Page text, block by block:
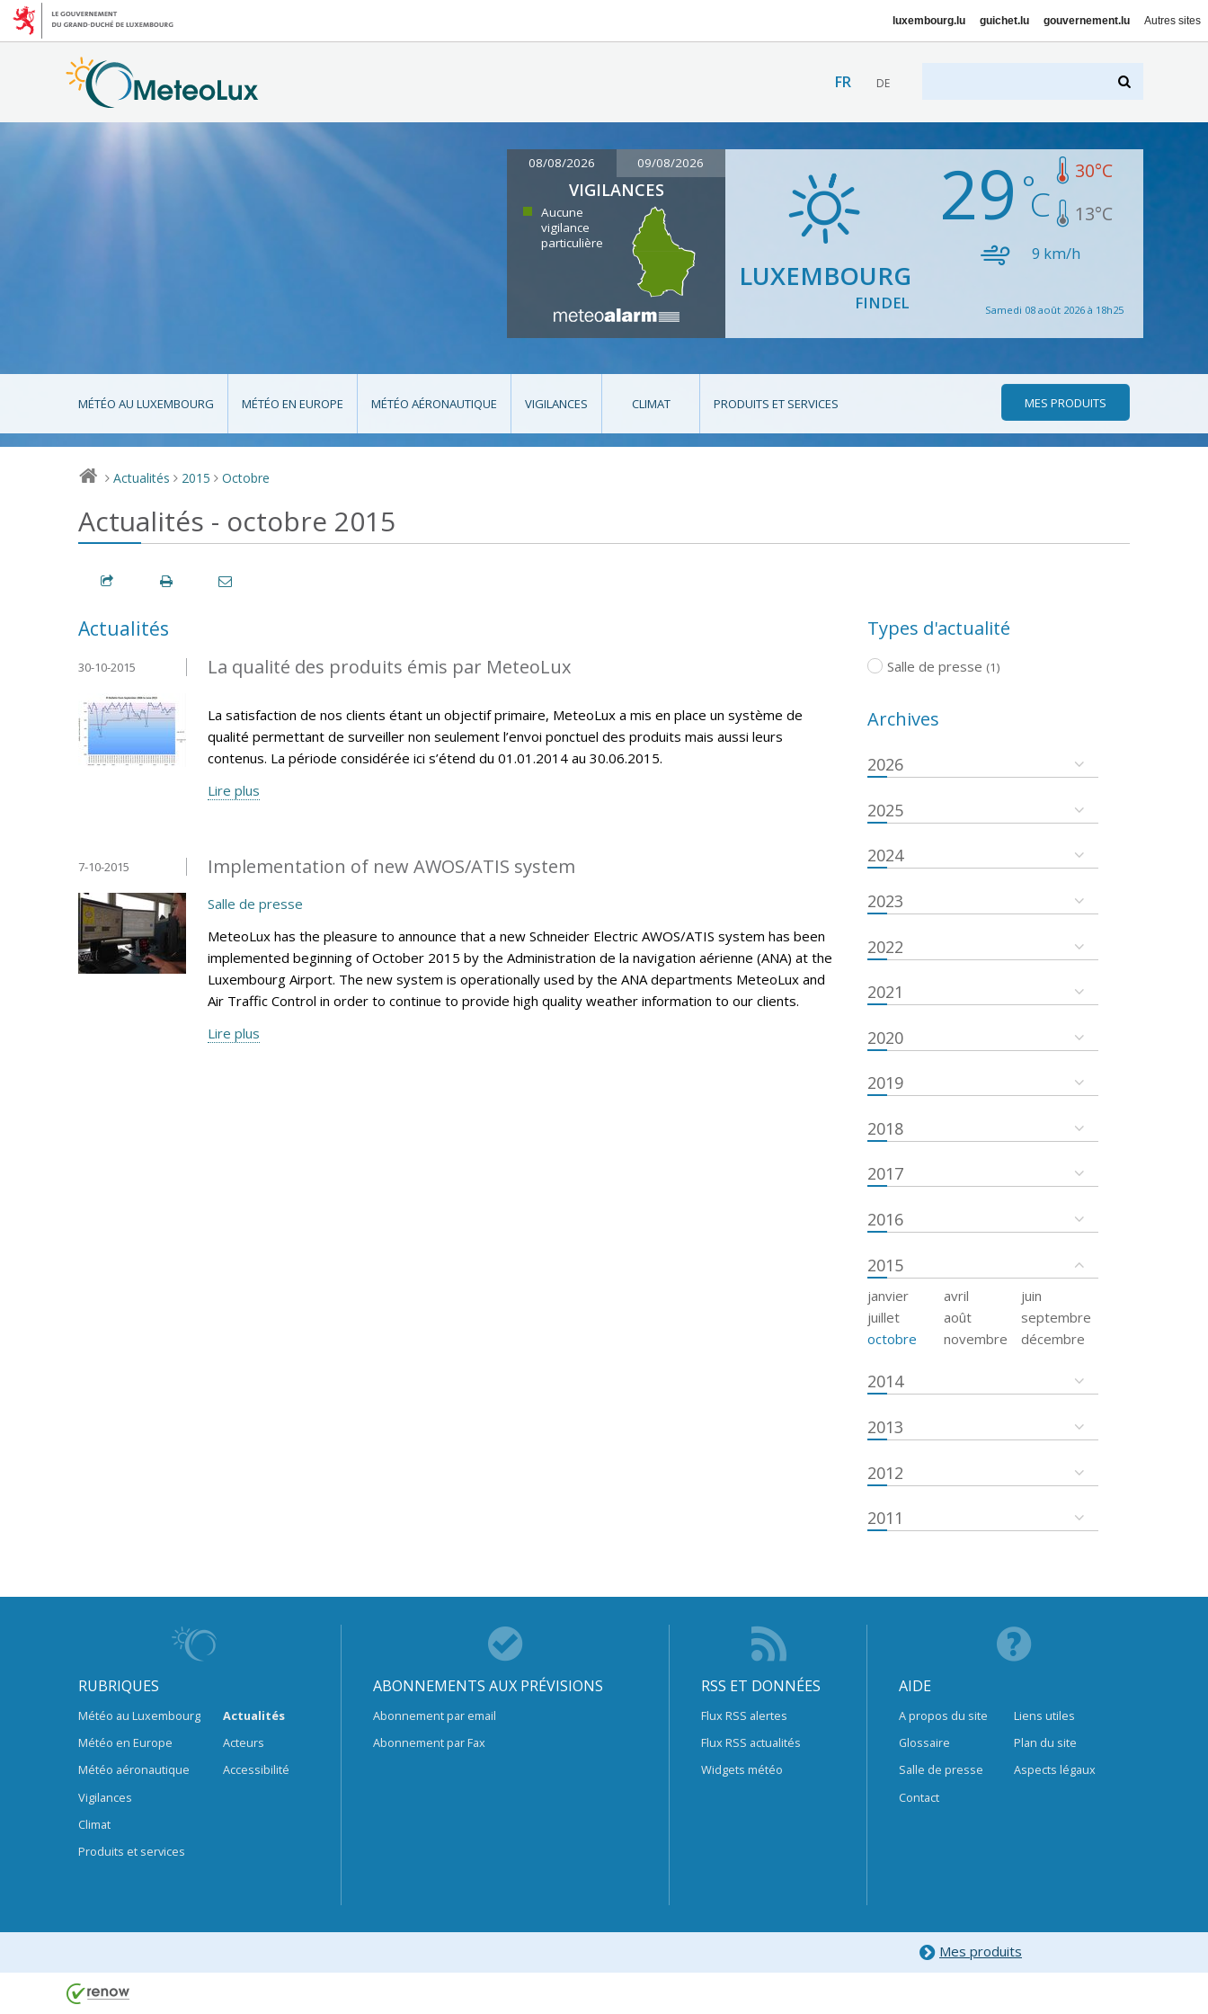
luxembourg.lu guichet.lu gouvernement.lu Autres sites
FR DE
08/08/2026 09/08/2026
VIGILANCES
Aucune
vigilance
particulière
LUXEMBOURG
FINDEL
29 30°C
13°C
9 km/h
Samedi 08 août 2026 à 18h25
MÉTÉO AU LUXEMBOURG MÉTÉO EN EUROPE MÉTÉO AÉRONAUTIQUE VIGILANCES CLIMAT PRODUITS ET SERVICES MES PRODUITS
> Actualités > 2015 > Octobre
Actualités - octobre 2015
Actualités
La qualité des produits émis par MeteoLux
30-10-2015
La satisfaction de nos clients étant un objectif primaire, MeteoLux a mis en place un système de
qualité permettant de surveiller non seulement l’envoi ponctuel des produits mais aussi leurs
contenus. La période considérée ici s’étend du 01.01.2014 au 30.06.2015.
Lire plus
Implementation of new AWOS/ATIS system
7-10-2015
Salle de presse
MeteoLux has the pleasure to announce that a new Schneider Electric AWOS/ATIS system has been
implemented beginning of October 2015 by the Administration de la navigation aérienne (ANA) at the
Luxembourg Airport. The new system is operationally used by the ANA departments MeteoLux and
Air Traffic Control in order to continue to provide high quality weather information to our clients.
Lire plus
Types d'actualité
Salle de presse (1)
Archives
2026
2025
2024
2023
2022
2021
2020
2019
2018
2017
2016
2015
janvier avril
juin
juillet
août
septembre
octobre
novembre décembre
2014
2013
2012
2011
RUBRIQUES
Météo au Luxembourg
Météo en Europe
Météo aéronautique
Vigilances
Climat
Produits et services
Actualités
Acteurs
Accessibilité
ABONNEMENTS AUX PRÉVISIONS
Abonnement par email
Abonnement par Fax
RSS ET DONNÉES
Flux RSS alertes
Flux RSS actualités
Widgets météo
AIDE
A propos du site
Glossaire
Salle de presse
Contact
Liens utiles
Plan du site
Aspects légaux
Mes produits